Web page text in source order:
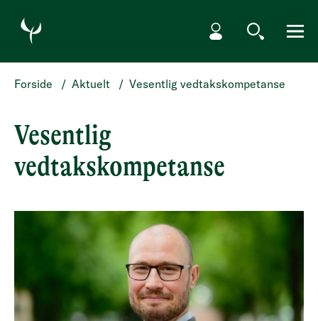
HOPP TIL HOVEDINNHOLD
Min side
Søk Meny
Forside / Aktuelt / Vesentlig vedtakskompetanse
Vesentlig
vedtakskompetanse